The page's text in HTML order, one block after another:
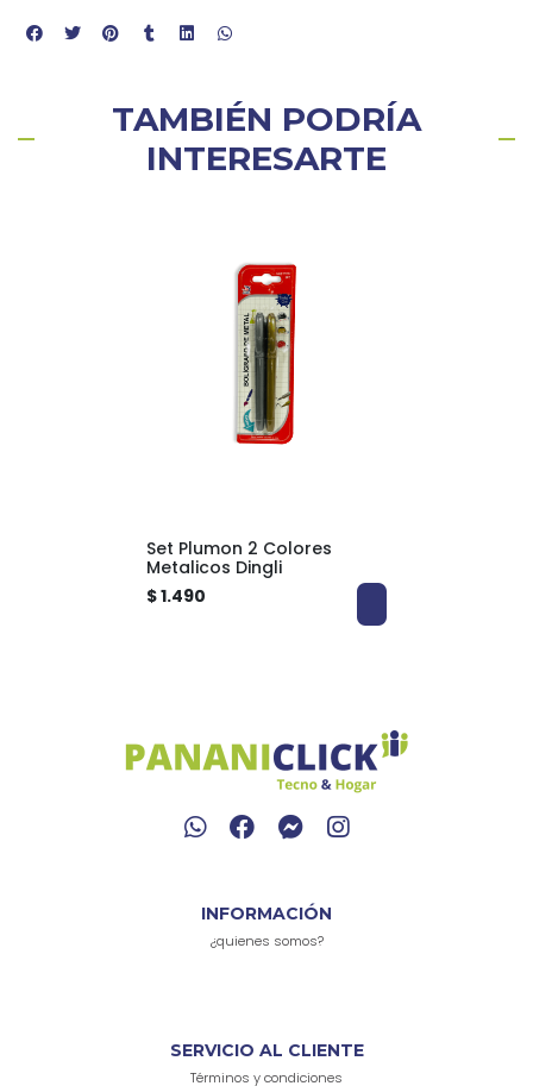
TAMBIÉN PODRÍA
INTERESARTE
Set Plumon 2 Colores
Metalicos Dingli
$ 1.490
INFORMACIÓN
¿quienes somos?
SERVICIO AL CLIENTE
Términos y condiciones